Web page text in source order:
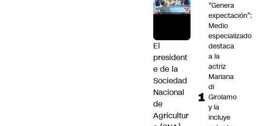
El
president
e de la
Sociedad
Nacional
de
Agricultur
“Genera
expectación”:
Medio
especializado
destaca
a la
actriz
Mariana
di
Girolamo
y la
incluye